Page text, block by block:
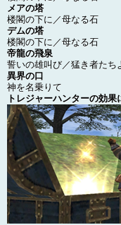
メアの塔
楼閣の下に／母なる石
デムの塔
楼閣の下に／母なる石
帝龍の飛泉
誓いの雄叫び／猛き者たち
異界の口
神を名乗りて
トレジャーハンターの効果